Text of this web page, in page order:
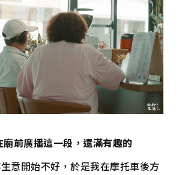
廟前廣播這一段，還滿有趣的
意開始不好，於是我在摩托車後方